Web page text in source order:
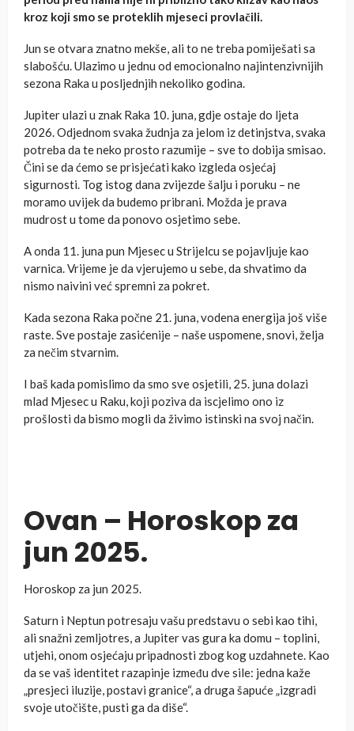
kroz koji smo se proteklih mjeseci provlačili.
Jun se otvara znatno mekše, ali to ne treba pomiješati sa
slabošću. Ulazimo u jednu od emocionalno najintenzivnijih
sezona Raka u posljednjih nekoliko godina.
Jupiter ulazi u znak Raka 10. juna, gdje ostaje do ljeta
2026. Odjednom svaka žudnja za jelom iz detinjstva, svaka
potreba da te neko prosto razumije – sve to dobija smisao.
Čini se da ćemo se prisjećati kako izgleda osjećaj
sigurnosti. Tog istog dana zvijezde šalju i poruku – ne
moramo uvijek da budemo pribrani. Možda je prava
mudrost u tome da ponovo osjetimo sebe.
A onda 11. juna pun Mjesec u Strijelcu se pojavljuje kao
varnica. Vrijeme je da vjerujemo u sebe, da shvatimo da
nismo naivini već spremni za pokret.
Kada sezona Raka počne 21. juna, vodena energija još više
raste. Sve postaje zasićenije – naše uspomene, snovi, želja
za nečim stvarnim.
I baš kada pomislimo da smo sve osjetili, 25. juna dolazi
mlad Mjesec u Raku, koji poziva da iscjelimo ono iz
prošlosti da bismo mogli da živimo istinski na svoj način.
Ovan – Horoskop za
jun 2025.
Horoskop za jun 2025.
Saturn i Neptun potresaju vašu predstavu o sebi kao tihi,
ali snažni zemljotres, a Jupiter vas gura ka domu – toplini,
utjehi, onom osjećaju pripadnosti zbog kog uzdahnete. Kao
da se vaš identitet razapinje između dve sile: jedna kaže
„presjeci iluzije, postavi granice“, a druga šapuće „izgradi
svoje utočište, pusti ga da diše“.